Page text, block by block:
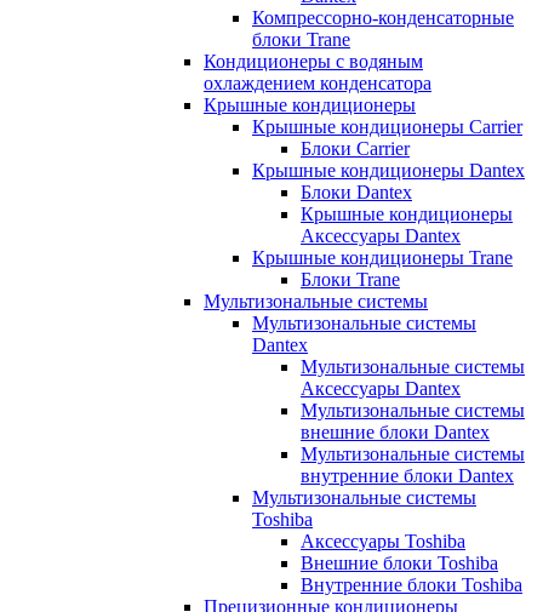
Компрессорно-конденсаторные
блоки Trane
Кондиционеры с водяным
охлаждением конденсатора
Крышные кондиционеры
Крышные кондиционеры Carrier
Блоки Carrier
Крышные кондиционеры Dantex
Блоки Dantex
Крышные кондиционеры
Аксессуары Dantex
Крышные кондиционеры Trane
Блоки Trane
Мультизональные системы
Мультизональные системы
Dantex
Мультизональные системы
Аксессуары Dantex
Мультизональные системы
внешние блоки Dantex
Мультизональные системы
внутренние блоки Dantex
Мультизональные системы
Toshiba
Аксессуары Toshiba
Внешние блоки Toshiba
Внутренние блоки Toshiba
Прецизионные кондиционеры